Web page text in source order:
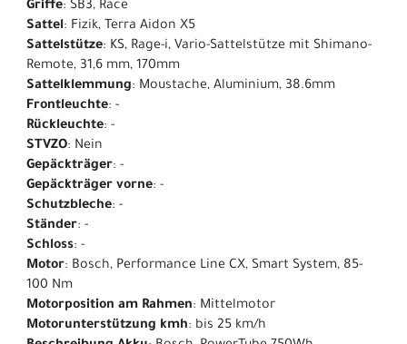
Griffe: SB3, Race
Sattel: Fizik, Terra Aidon X5
Sattelstütze: KS, Rage-i, Vario-Sattelstütze mit Shimano-
Remote, 31,6 mm, 170mm
Sattelklemmung: Moustache, Aluminium, 38.6mm
Frontleuchte: -
Rückleuchte: -
STVZO: Nein
Gepäckträger: -
Gepäckträger vorne: -
Schutzbleche: -
Ständer: -
Schloss: -
Motor: Bosch, Performance Line CX, Smart System, 85-
100 Nm
Motorposition am Rahmen: Mittelmotor
Motorunterstützung kmh: bis 25 km/h